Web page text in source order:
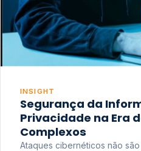
INSIGHT
Segurança da
Privacidade na Era
Complexos
Ataques cibernéticos não